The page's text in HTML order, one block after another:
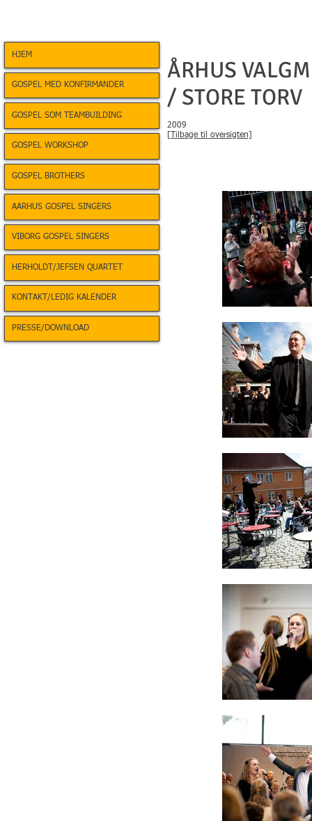
ÅRHUS
/ STORE TORV
2009
[Tilbage til oversigten]
HJEM
GOSPEL MED KONFIRMANDER
GOSPEL SOM TEAMBUILDING
GOSPEL WORKSHOP
GOSPEL BROTHERS
AARHUS GOSPEL SINGERS
VIBORG GOSPEL SINGERS
HERHOLDT/JEFSEN QUARTET
KONTAKT/LEDIG KALENDER
PRESSE/DOWNLOAD